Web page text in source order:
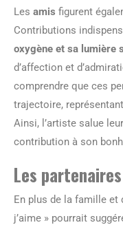
Les amis figurent
Contributions
oxygène et sa lumière
d’affection et
comprendre que ces
trajectoire,
Ainsi, l’artiste salue
contribution à son
Les
En plus de la famille et
j’aime » pourrait